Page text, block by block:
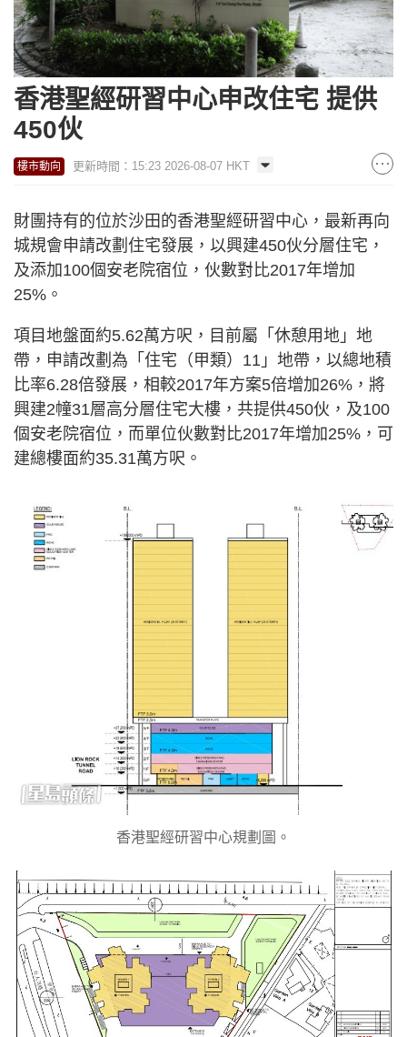
香港聖經研習中心申改住宅 提供
450伙
樓市動向 更新時間：15:23 2026-08-07 HKT
財團持有的位於沙田的香港聖經研習中心，最新再向
城規會申請改劃住宅發展，以興建450伙分層住宅，
及添加100個安老院宿位，伙數對比2017年增加
25%。
項目地盤面約5.62萬方呎，目前屬「休憩用地」地
帶，申請改劃為「住宅（甲類）11」地帶，以總地積
比率6.28倍發展，相較2017年方案5倍增加26%，將
興建2幢31層高分層住宅大樓，共提供450伙，及100
個安老院宿位，而單位伙數對比2017年增加25%，可
建總樓面約35.31萬方呎。
香港聖經研習中心規劃圖。